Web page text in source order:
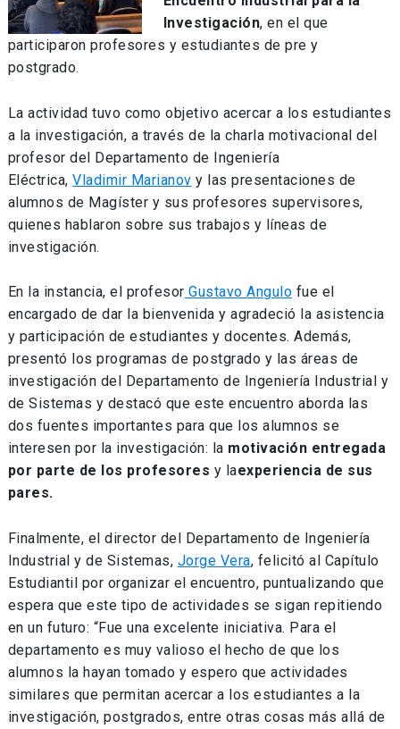
Investigación, en el que
participaron profesores y estudiantes de pre y
postgrado.
La actividad tuvo como objetivo acercar a los estudiantes
a la investigación, a través de la charla motivacional del
profesor del Departamento de Ingeniería
Eléctrica,Vladimir Marianov y las presentaciones de
alumnos de Magíster y sus profesores supervisores,
quienes hablaron sobre sus trabajos y líneas de
investigación.
En la instancia, el profesor Gustavo Angulo fue el
encargado de dar la bienvenida y agradeció la asistencia
y participación de estudiantes y docentes. Además,
presentó los programas de postgrado y las áreas de
investigación del Departamento de Ingeniería Industrial y
de Sistemas y destacó que este encuentro aborda las
dos fuentes importantes para que los alumnos se
interesen por la investigación: la motivación entregada
por parte de los profesores y laexperiencia de sus
pares.
Finalmente, el director del Departamento de Ingeniería
Industrial y de Sistemas, Jorge Vera, felicitó al Capítulo
Estudiantil por organizar el encuentro, puntualizando que
espera que este tipo de actividades se sigan repitiendo
en un futuro: “Fue una excelente iniciativa. Para el
departamento es muy valioso el hecho de que los
alumnos la hayan tomado y espero que actividades
similares que permitan acercar a los estudiantes a la
investigación, postgrados, entre otras cosas más allá de